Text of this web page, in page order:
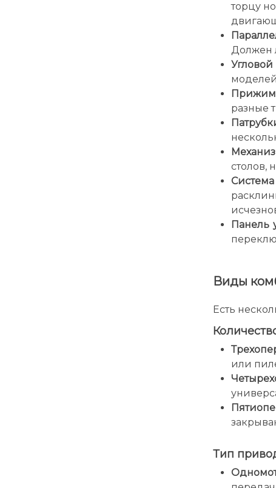
торцу
Должен
разные
столов,
Панель
Виды
Есть
или
Тип